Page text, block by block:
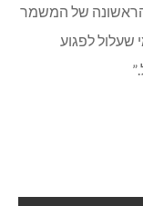
הראשונה של המשמר
שעלול לפגוע